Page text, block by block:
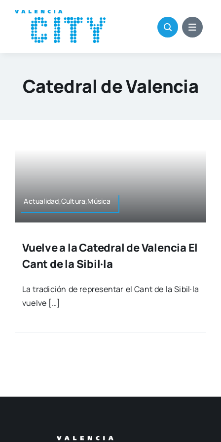
contenido
Catedral de Valencia
Actualidad,Cultura,Música
Vuelve a la Catedral de Valencia El
Cant de la Sibil·la
La tra­di­ción de repre­sen­tar el Cant de la Sibil·la
vuel­ve […]